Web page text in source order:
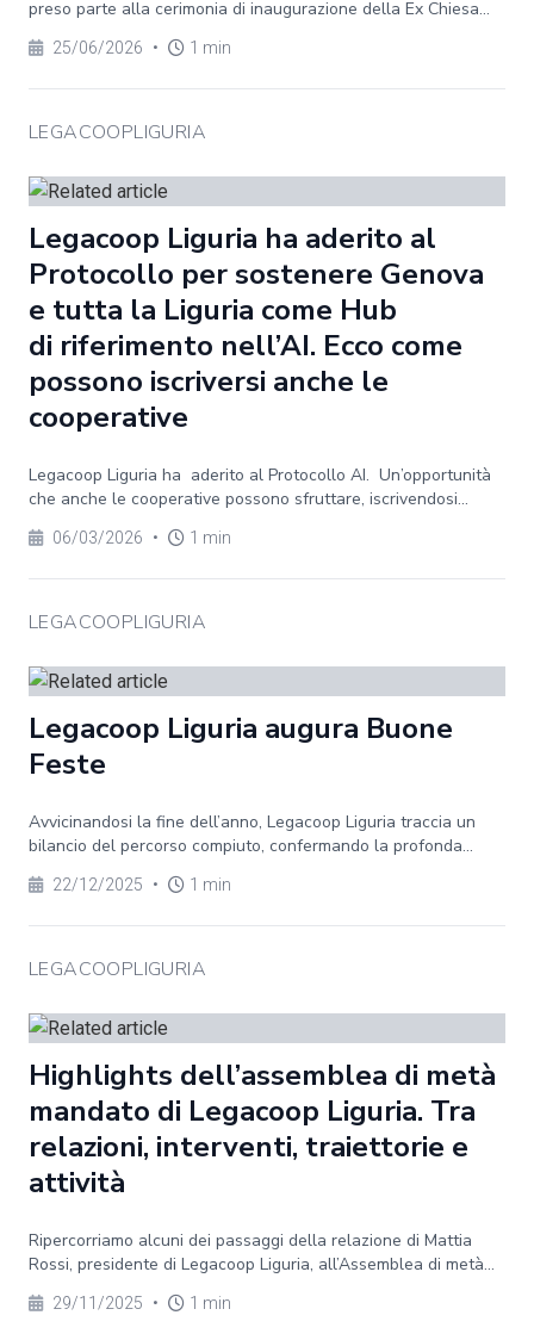
preso parte alla cerimonia di inaugurazione della Ex Chiesa...
25/06/2026 • 1 min
LEGACOOPLIGURIA
Legacoop Liguria ha aderito al
Protocollo per sostenere Genova
e tutta la Liguria come Hub
di riferimento nell’AI. Ecco come
possono iscriversi anche le
cooperative
Legacoop Liguria ha aderito al Protocollo AI. Un’opportunità
che anche le cooperative possono sfruttare, iscrivendosi...
06/03/2026 • 1 min
LEGACOOPLIGURIA
Legacoop Liguria augura Buone
Feste
Avvicinandosi la fine dell’anno, Legacoop Liguria traccia un
bilancio del percorso compiuto, confermando la profonda...
22/12/2025 • 1 min
LEGACOOPLIGURIA
Highlights dell’assemblea di metà
mandato di Legacoop Liguria. Tra
relazioni, interventi, traiettorie e
attività
Ripercorriamo alcuni dei passaggi della relazione di Mattia
Rossi, presidente di Legacoop Liguria, all’Assemblea di metà...
29/11/2025 • 1 min